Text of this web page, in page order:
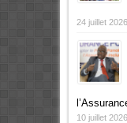
24 juillet 2026
10 juillet 2026